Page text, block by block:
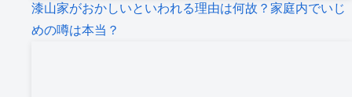
漆山家がおかしいといわれる理由は何故？家庭内でいじ
めの噂は本当？